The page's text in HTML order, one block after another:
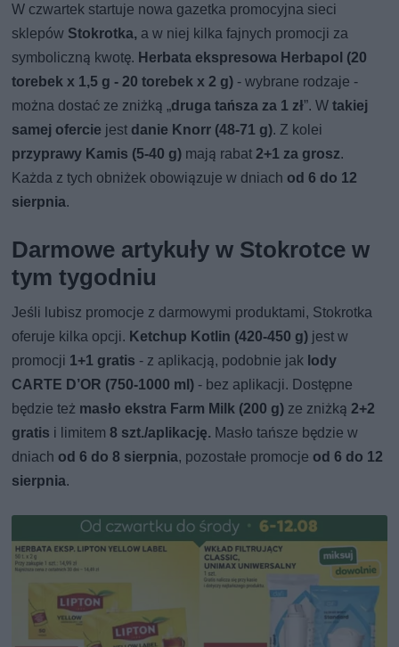
W czwartek startuje nowa gazetka promocyjna sieci
sklepów Stokrotka, a w niej kilka fajnych promocji za
symboliczną kwotę. Herbata ekspresowa Herbapol (20
torebek x 1,5 g - 20 torebek x 2 g) - wybrane rodzaje -
można dostać ze zniżką „druga tańsza za 1 zł”. Wtakiej
samej ofercie jest danie Knorr (48-71 g). Z kolei
przyprawy Kamis (5-40 g) mają rabat2+1 za grosz.
Każda z tych obniżek obowiązuje w dniach od 6 do 12
sierpnia.
Darmowe artykuły w Stokrotce w
tym tygodniu
Jeśli lubisz promocje z darmowymi produktami, Stokrotka
oferuje kilka opcji. Ketchup Kotlin (420-450 g) jest w
promocji 1+1 gratis - z aplikacją, podobnie jak lody
CARTE D’OR (750-1000 ml) - bez aplikacji. Dostępne
będzie też masło ekstra Farm Milk (200 g) ze zniżką2+2
gratis i limitem8 szt./aplikację. Masło tańsze będzie w
dniach od 6 do 8 sierpnia, pozostałe promocje od 6 do 12
sierpnia.